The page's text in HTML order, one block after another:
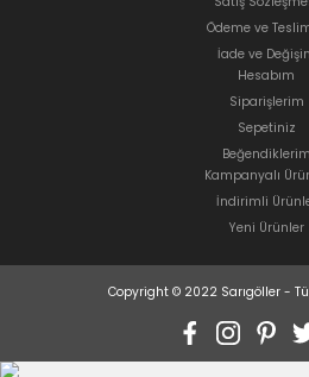
Ödeme ve
İade ve
Hesabım
Siparişlerim
Sepetiniz
Beğendiklerim
Kampanyalı
İndirimli
Yeni Ürünler
Copyright © 2022 Sarıgöller -